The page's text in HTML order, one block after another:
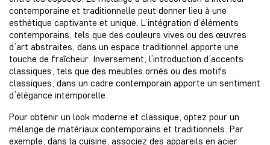
contemporaine et traditionnelle peut donner lieu à une
esthétique captivante et unique. L’intégration d’éléments
contemporains, tels que des couleurs vives ou des œuvres
d’art abstraites, dans un espace traditionnel apporte une
touche de fraîcheur. Inversement, l’introduction d’accents
classiques, tels que des meubles ornés ou des motifs
classiques, dans un cadre contemporain apporte un sentiment
d’élégance intemporelle.
Pour obtenir un look moderne et classique, optez pour un
mélange de matériaux contemporains et traditionnels. Par
exemple, dans la cuisine, associez des appareils en acier